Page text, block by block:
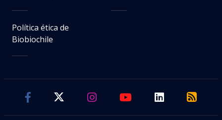
Política ética de
Biobiochile